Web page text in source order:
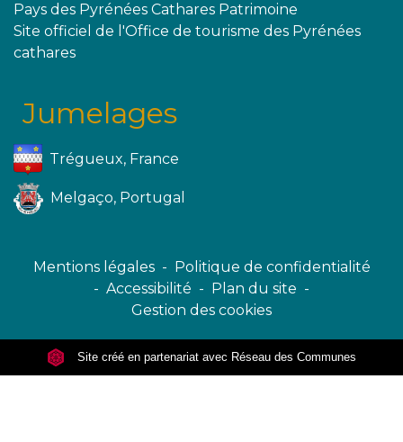
Pays des Pyrénées Cathares Patrimoine
Site officiel de l'Office de tourisme des Pyrénées
cathares
Jumelages
Trégueux, France
Melgaço, Portugal
Mentions légales - Politique de confidentialité
- Accessibilité - Plan du site -
Gestion des cookies
Site créé en partenariat avec Réseau des Communes